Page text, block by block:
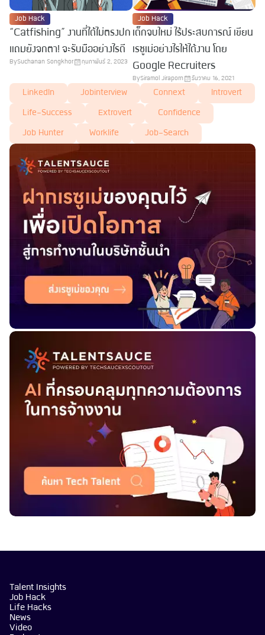
Job Hack
“Catfishing” งานที่ได้ไม่ตรงปก
แถมยังจกตา! จะรับมืออย่างไรดี
BySuchanan Songkhor กุมภาพันธ์ 2, 2023
Job Hack
เด็กจบใหม่ ไร้ประสบการณ์ เขียน
เรซูเม่อย่างไรให้ได้งาน โดย
Google Recruiters
BySiramol Jiraporn ธันวาคม 16, 2021
LinkedIn Jobinterview Connext Introvert
Life-Success Extrovert Confidence
Job Hunter Worklife Job-Search
Talent Insights
Job Hack
Life Hacks
News
Video